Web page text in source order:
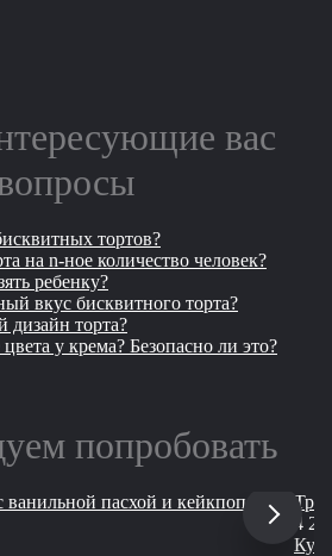
вас
тортов?
на n-ное количество человек?
ребенку?
вкус бисквитного торта?
дизайн торта?
у крема? Безопасно ли это?
попробовать
пасхой и кейкпопсами"
4